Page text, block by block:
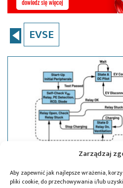
Zarządzaj
Aby zapewnić jak najlepsze wrażenia,
pliki cookie, do przechowywania i/lub
EVSE